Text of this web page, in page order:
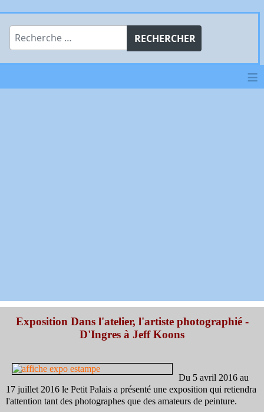
Rechercher
RECHERCHER
≡
Exposition Dans l'atelier, l'artiste photographié -
D'Ingres à Jeff Koons
Du 5 avril 2016 au
17 juillet 2016 le Petit Palais a présenté une exposition qui retiendra
l'attention tant des photographes que des amateurs de peinture.